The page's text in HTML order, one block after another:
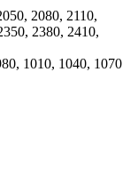
2080, 2110,
2380, 2410,
1010, 1040, 1070